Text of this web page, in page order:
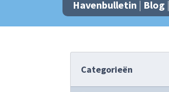
Havenbulletin | Blog
Categorieën